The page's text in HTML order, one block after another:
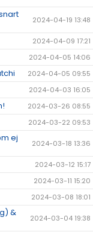
2024-04-19 13:48
2024-04-09 17:21
2024-04-05 14:06
2024-04-05 09:55
2024-04-03 16:05
2024-03-26 08:55
2024-03-22 09:53
ej
2024-03-18 13:36
2024-03-12 15:17
2024-03-11 15:20
2024-03-08 18:01
&
2024-03-04 19:38